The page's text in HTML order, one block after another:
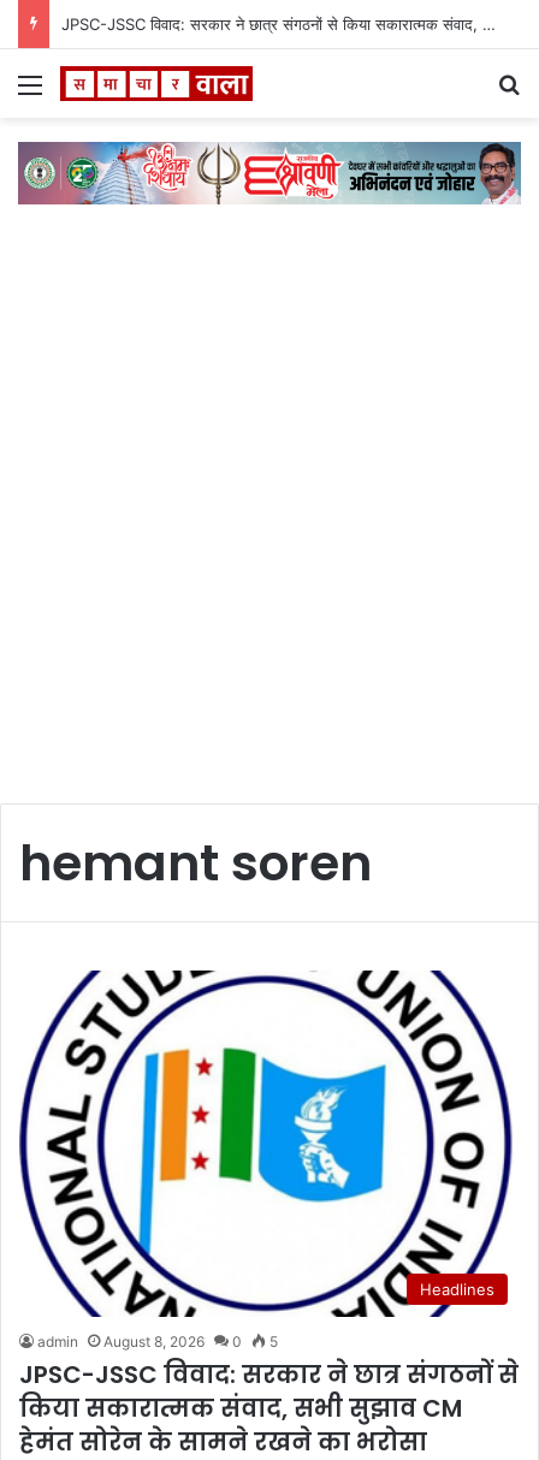
JPSC-JSSC विवाद: सरकार ने छात्र संगठनों से किया सकारात्मक संवाद, सभी सुझाव CM हेमंत सोरेन के सामने रखने का भरोसा
Menu
hemant soren
Headlines
admin August 8, 2026 0 5
JPSC-JSSC विवाद: सरकार ने छात्र संगठनों से
किया सकारात्मक संवाद, सभी सुझाव CM
हेमंत सोरेन के सामने रखने का भरोसा